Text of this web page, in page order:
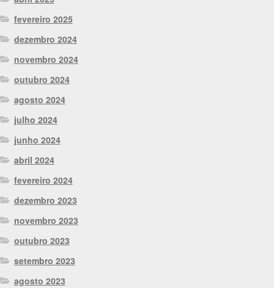
fevereiro 2025
dezembro 2024
novembro 2024
outubro 2024
agosto 2024
julho 2024
junho 2024
abril 2024
fevereiro 2024
dezembro 2023
novembro 2023
outubro 2023
setembro 2023
agosto 2023